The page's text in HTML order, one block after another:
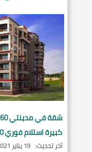
شقة فيمدينتي260 م
كبيرة استلام فوري 3,600,000 ج
آخر تحديث: 19 يناير 2021